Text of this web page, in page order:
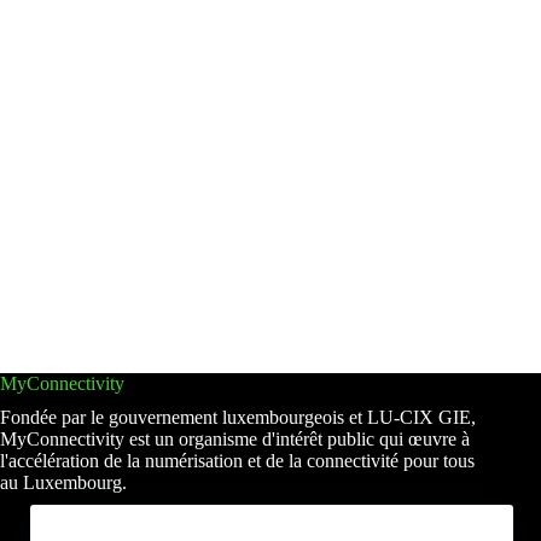
MyConnectivity
Fondée par le gouvernement luxembourgeois et LU-CIX GIE,
MyConnectivity est un organisme d'intérêt public qui œuvre à
l'accélération de la numérisation et de la connectivité pour tous
au Luxembourg.